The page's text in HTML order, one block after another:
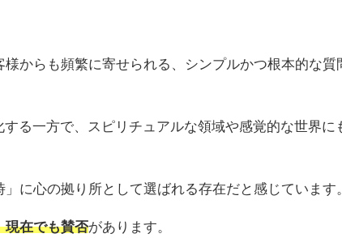
からも頻繁に寄せられる、シンプルかつ根本的な質
る一方で、スピリチュアルな領域や感覚的な世界に
に心の拠り所として選ばれる存在だと感じています
現在でも賛否があります。